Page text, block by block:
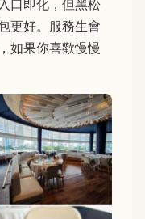
口即化，但黑松
更好。服務生會
如果你喜歡慢慢